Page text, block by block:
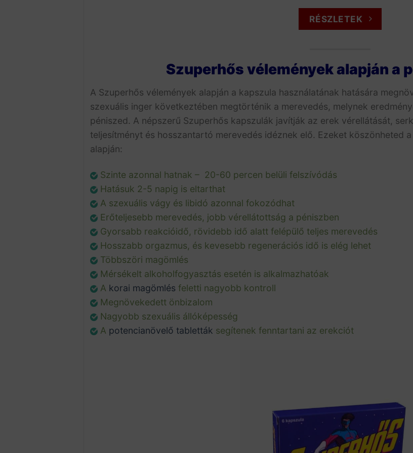
RÉSZLETEK
Szuperhős vélemények alapján a
A Szuperhős vélemények alapján a kapszula használatának hatására
szexuális inger következtében megtörténik a merevedés, melynek
péniszed. A népszerű Szuperhős kapszulák javítják az erek vérellátását,
teljesítményt és hosszantartó merevedés idéznek elő. Ezeket köszönheted
alapján:
Szinte azonnal hatnak – 20-60 percen belüli felszívódás
Hatásuk 2-5 napig is eltarthat
A szexuális vágy és libidó azonnal fokozódhat
Erőteljesebb merevedés, jobb vérellátottság a péniszben
Gyorsabb reakcióidő, rövidebb idő alatt felépülő teljes merevedés
Hosszabb orgazmus, és kevesebb regenerációs idő is elég lehet
Többszöri magömlés
Mérsékelt alkoholfogyasztás esetén is alkalmazhatóak
A korai magömlés feletti nagyobb kontroll
Megnövekedett önbizalom
Nagyobb szexuális állóképesség
A potencianövelő tabletták segítenek fenntartani az erekciót